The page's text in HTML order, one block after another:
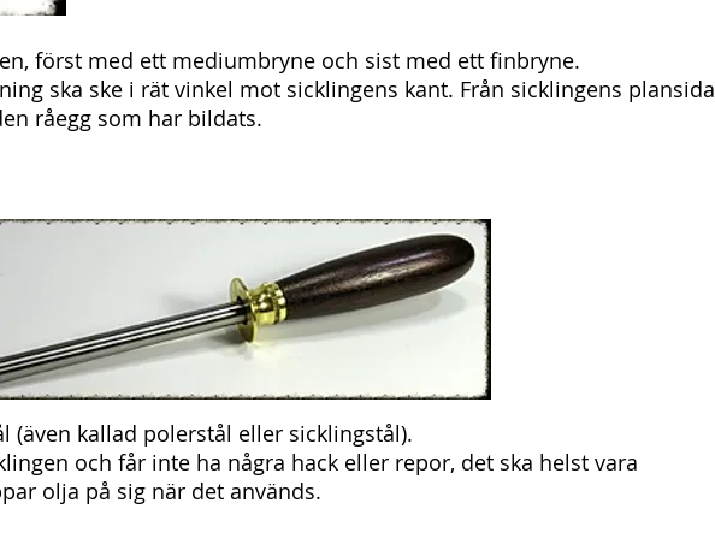
först med ett mediumbryne och sist med ett finbryne.
ska ske i rät vinkel mot sicklingens kant. Från sicklingens plansida
råegg som har bildats.
(även kallad polerstål eller sicklingstål).
och får inte ha några hack eller repor, det ska helst vara
olja på sig när det används.